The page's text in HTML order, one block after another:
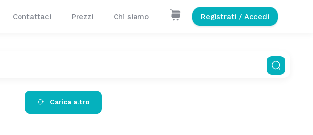
Contattaci Prezzi Chi siamo Registrati / Accedi
Carica altro